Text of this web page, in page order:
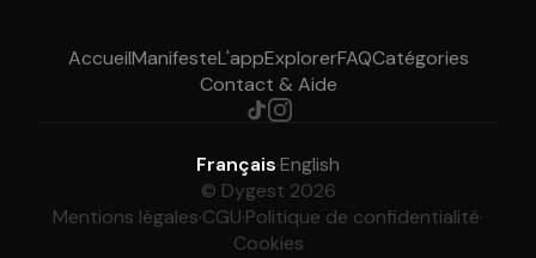
AccueilManifesteL'appExplorerFAQCatégories
Contact & Aide
Français·English
© Dygest 2026
Mentions légales·CGU·Politique de confidentialité·
Cookies